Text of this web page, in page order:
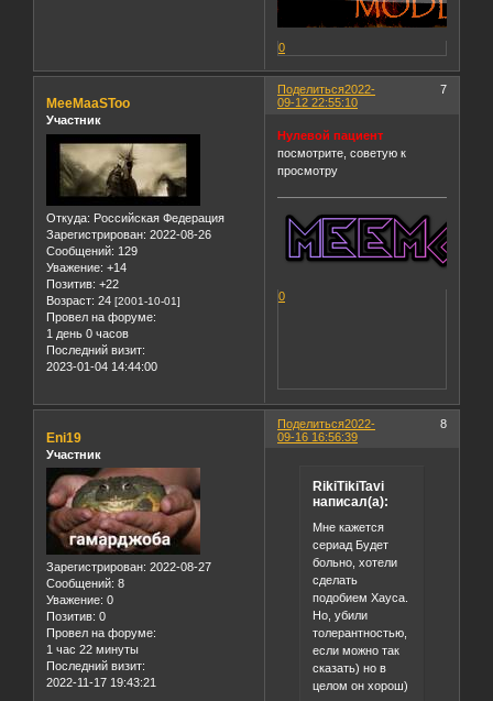
0
Поделиться 7
2022-
09-12 22:55:10
MeeMaaSToo
Участник
Откуда: Российская Федерация
Зарегистрирован: 2022-08-26
Сообщений: 129
Уважение: +14
Позитив: +22
Возраст: 24 [2001-10-01]
Провел на форуме:
1 день 0 часов
Последний визит:
2023-01-04 14:44:00
Нулевой пациент
посмотрите, советую к
просмотру
0
Поделиться 8
2022-
09-16 16:56:39
Eni19
Участник
Зарегистрирован: 2022-08-27
Сообщений: 8
Уважение: 0
Позитив: 0
Провел на форуме:
1 час 22 минуты
Последний визит:
2022-11-17 19:43:21
RikiTikiTavi
написал(а):
Мне кажется
сериад Будет
больно, хотели
сделать
подобием Хауса.
Но, убили
толерантностью,
если можно так
сказать) но в
целом он хорош)